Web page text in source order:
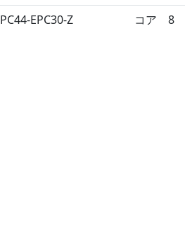
PC44-EPC30-Z コア 8